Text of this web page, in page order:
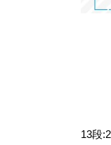
13段